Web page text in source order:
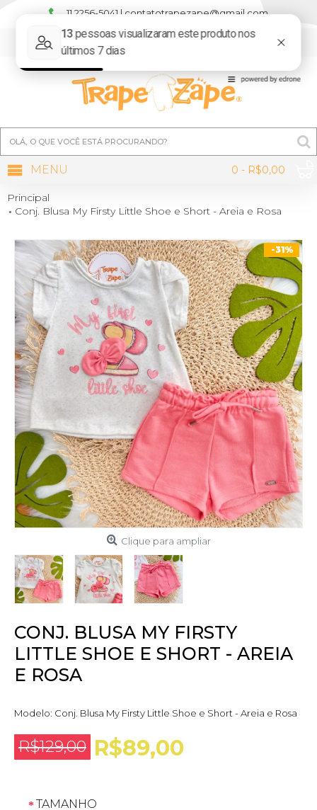
11 2256-5041 | contatotrapezape@gmail.com
0 - R$0,00
MENU
Principal
Conj. Blusa My Firsty Little Shoe e Short - Areia e Rosa
-31%
Clique para ampliar
CONJ. BLUSA MY FIRSTY
LITTLE SHOE E SHORT - AREIA
E ROSA
Modelo: Conj. Blusa My Firsty Little Shoe e Short - Areia e Rosa
R$129,00 R$89,00
TAMANHO